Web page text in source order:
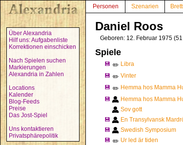
Über Alexandria
Hilf uns: Aufgabenliste
Korrektionen einschicken
Nach Spielen suchen
Markierungen
Alexandria in Zahlen
Locations
Kalender
Blog-Feeds
Preise
Das Jost-Spiel
Uns kontaktieren
Privatsphärepolitik
Personen Szenarien
Daniel Roos
Geboren: 12. Februar 1975
Spiele
💾 ✏️ Libra
💾 ✏️ Vinter
💾 ✏️ Hemma hos Mamma
💾
Hemma hos Mamma
Sov gott
💾
En Transylvansk
💾
Swedish Symposium
💾 ✏️ Ur led är tiden